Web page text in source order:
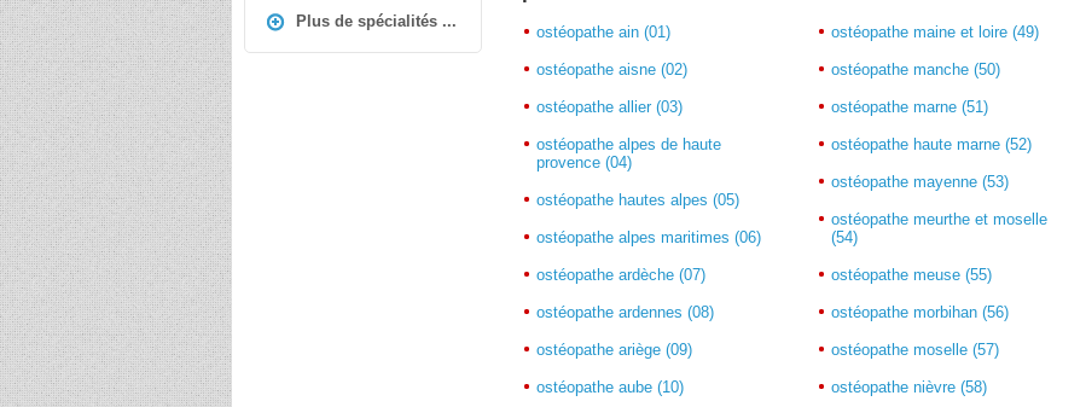
Plus de spécialités ...
ostéopathe ain (01)
ostéopathe aisne (02)
ostéopathe allier (03)
ostéopathe alpes de haute
provence (04)
ostéopathe hautes alpes (05)
ostéopathe alpes maritimes (06)
ostéopathe ardèche (07)
ostéopathe ardennes (08)
ostéopathe ariège (09)
ostéopathe aube (10)
ostéopathe maine et loire (49)
ostéopathe manche (50)
ostéopathe marne (51)
ostéopathe haute marne (52)
ostéopathe mayenne (53)
ostéopathe meurthe et moselle
(54)
ostéopathe meuse (55)
ostéopathe morbihan (56)
ostéopathe moselle (57)
ostéopathe nièvre (58)